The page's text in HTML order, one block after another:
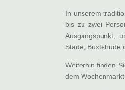
In unserem
bis zu zwei
Ausgangspunkt,
Stade, Buxtehude
Weiterhin finden
dem Wochenmarkt